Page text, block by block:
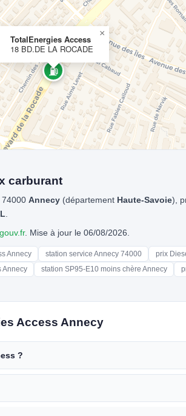
⛽
TotalEnergies Access
18 BD.DE LA ROCADE
×
carburant
74000 Annecy(département Haute-Savoie),
.
. Mise à jour le 06/08/2026.
Annecy station service Annecy 74000
prix
Annecy station SP95-E10 moins chère Annecy
Access Annecy
?